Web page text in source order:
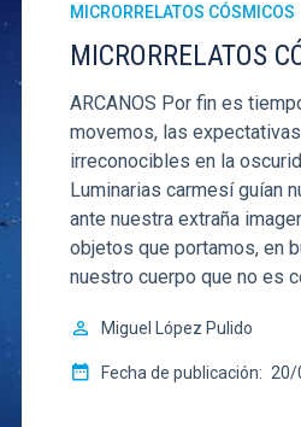
MICRORRELATOS CÓSMICOS
MICRORRELATOS
ARCANOS Por fin es
movemos, las
irreconocibles en la
Luminarias carmesí guían
ante nuestra extraña
objetos que portamos, en
nuestro cuerpo que no es
Miguel López Pulido
Fecha de publicación 20/